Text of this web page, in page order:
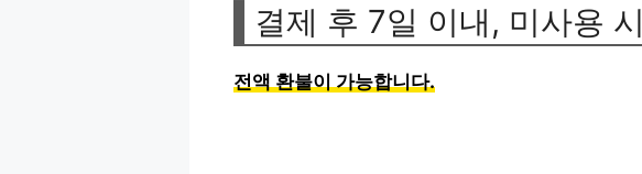
결제 후 7일 이내, 미사용 시
전액 환불이 가능합니다.